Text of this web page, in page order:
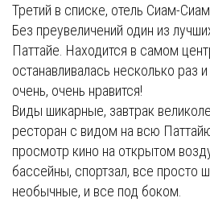
Третий в списке, отель Сиам-Сиам.
Без преувеличений один из
Паттайе. Находится в самом
останавливалась несколько раз
очень, очень нравится!
Виды шикарные, завтрак
ресторан с видом на всю
просмотр кино на открытом
бассейны, спортзал, все просто
необычные, и все под боком.